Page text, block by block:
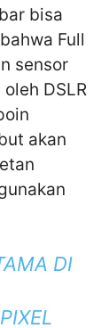
bisa
Full
sensor
DSLR
akan
DI